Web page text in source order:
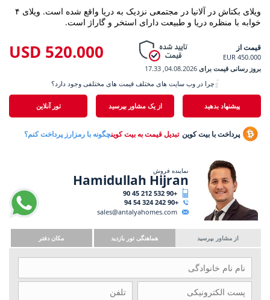
ویلای بکتاش در آلانیا در مجتمعی نزدیک به دریا واقع شده است. ویلای ۴
خوابه با منظره دریا و طبیعت دارای استخر و گاراژ است.
قیمت از
450.000 EUR
520.000 USD
بروز رسانی قیمت برای 04.08.2026, 17.33
پیشنهاد بدهید از یک مشاور بپرسید تور آنلاین
چرا در وب سایت های مختلف قیمت های مختلفی وجود دارد؟
پرداخت با بیت کوین تبدیل قیمت به بیت کوینچگونه با رمزارز پرداخت کنم؟
نماینده فروش
Hamidullah Hijran
+90 532 212 45 90
+90 242 324 54 94
sales@antalyahomes.com
از مشاور بپرسید هماهنگی تور بازدید مکان دفتر